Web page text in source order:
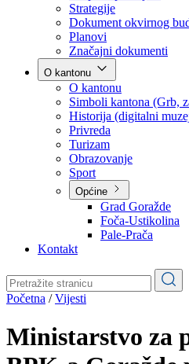
Poslovnik
Program rada
Ekspoze premijera
Strategije
Dokument okvirnog
Planovi
Značajni dokumenti
O kantonu
O kantonu
Simboli kantona (Grb,
Historija (digitalni muzej)
Privreda
Turizam
Obrazovanje
Općine
Pale-Prača
Kontakt
Početna/ Vijesti